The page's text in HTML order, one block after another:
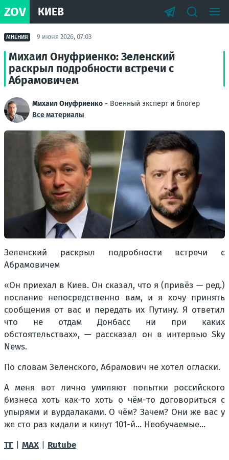
ZOV КИЕВ
МНЕНИЯ 9 июня 2026, 07:03
Михаил Онуфриенко: Зеленский
раскрыл подробности встречи с
Абрамовичем
Михаил Онуфриенко - Военный эксперт и блогер
Все материалы
Зеленский раскрыл подробности встречи с
Абрамовичем
«Он приехал в Киев. Он сказал, что я (привёз — ред.)
послание непосредственно вам, и я хочу принять
сообщения от вас и передать их Путину. Я ответил
что не отдам Донбасс ни при каких
обстоятельствах», — рассказал он в интервью Sky
News.
По словам Зеленского, Абрамович не хотел огласки.
А меня вот лично умиляют попытки российского
бизнеса хоть как-то хоть о чём-то договориться с
упырями и вурдалаками. О чём? Зачем? Они же вас у
же сто раз кидали и кинут 101-й... Необучаемые...
ТГ | МАХ | Rutube